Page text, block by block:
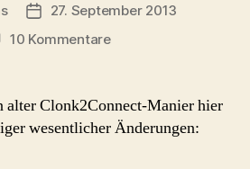
Beitragsdatum
27. September 2013
10 Kommentarezu
4.9.10.5
[326]
alter Clonk2Connect-Manier hier
wesentlicher Änderungen: